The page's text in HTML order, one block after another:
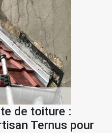
de toiture :
Ternus pour